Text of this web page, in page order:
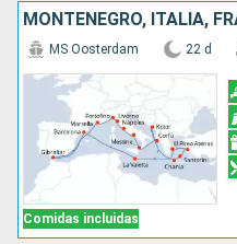
Comidas incluidas
MS Oosterdam 22 d